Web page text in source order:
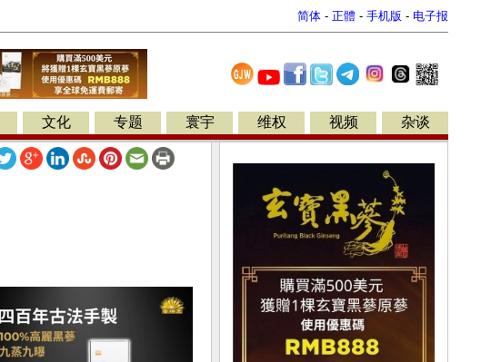
简体 - 正體 - 手机版 - 电子报
文化 专题 寰宇 维权 视频 杂谈